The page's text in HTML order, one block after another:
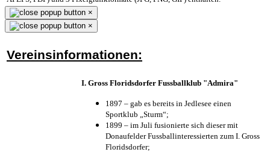
×
×
Vereinsinformationen:
I. Gross Floridsdorfer Fussballklub "Admira"
1897 – gab es bereits in Jedlesee einen
Sportklub „Sturm“;
1899 – im Juli fusionierte sich dieser mit
Donaufelder Fussballinteressierten zum I. Gross
Floridsdorfer;